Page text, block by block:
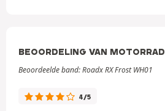
BEOORDELING VAN MOTORRAD
Beoordeelde band: Roadx RX Frost WH01
4/5